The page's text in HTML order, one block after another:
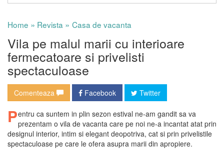
Home » Revista » Casa de vacanta
Vila pe malul marii cu interioare
fermecatoare si privelisti
spectaculoase
Comenteaza Facebook Twitter
Pentru ca suntem in plin sezon estival ne-am gandit sa va
prezentam o vila de vacanta care pe noi ne-a incantat atat prin
designul interior, intim si elegant deopotriva, cat si prin privelistile
spectaculoase pe care le ofera asupra marii din apropiere.